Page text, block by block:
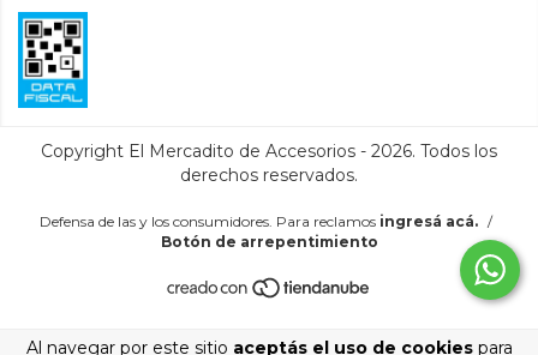
Al navegar por este sitio aceptás el uso de cookiespara
Copyright El Mercadito de Accesorios - 2026. Todos los
derechos reservados.
Defensa de las y los consumidores. Para reclamos ingresá acá. /
Botón de arrepentimiento